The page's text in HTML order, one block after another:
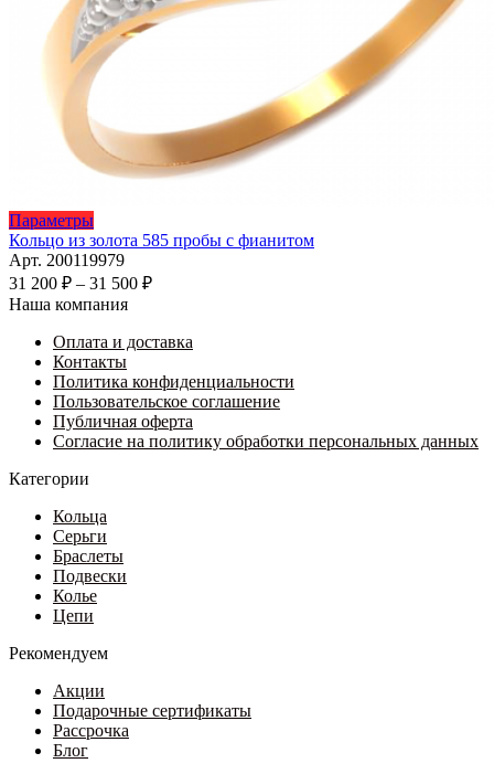
ПараметрыЭтот
товар
имеет
несколько
вариаций.
можно
выбрать
на
странице
товара.
Кольцо из золота 585 пробы с фианитом
Арт. 200119979
31 200 ₽ – 31 500 ₽Диапазон
200 ₽
31
500 ₽
Наша компания
Оплата и доставка
Контакты
Политика конфиденциальности
Пользовательское соглашение
Публичная оферта
Согласие на политику обработки персональных данных
Категории
Кольца
Серьги
Браслеты
Подвески
Колье
Цепи
Рекомендуем
Акции
Подарочные сертификаты
Рассрочка
Блог